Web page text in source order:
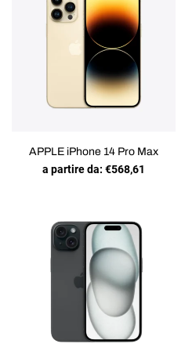
APPLE iPhone 14 Pro Max
a partire da: €568,61